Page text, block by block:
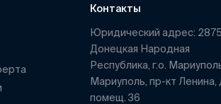
Контакты
Юридический адрес:
Донецкая Народная
Республика, г.о.
Мариуполь, пр-кт Ленина,
помещ. 36